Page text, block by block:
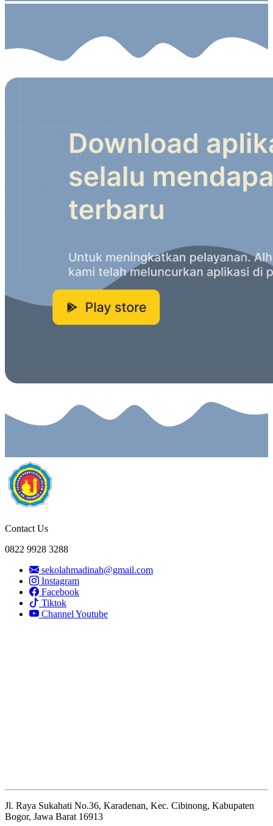
Contact Us
0822 9928 3288
sekolahmadinah@gmail.com
Instagram
Facebook
Tiktok
Channel Youtube
Jl. Raya Sukahati No.36, Karadenan, Kec. Cibinong, Kabupaten
Bogor, Jawa Barat 16913